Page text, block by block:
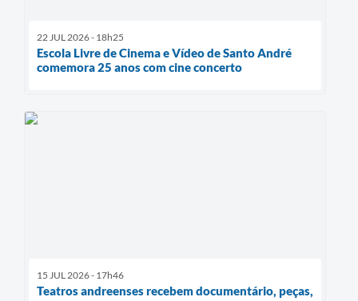
22 JUL 2026 - 18h25
Escola Livre de Cinema e Vídeo de Santo André
comemora 25 anos com cine concerto
15 JUL 2026 - 17h46
Teatros andreenses recebem documentário, peças,